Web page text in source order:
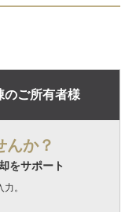
のご所有者様
んか？
をサポート
。